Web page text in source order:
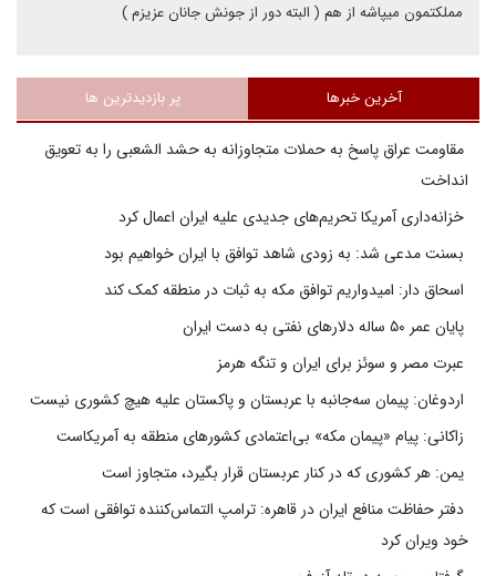
مملکتمون میپاشه از هم ( البته دور از جونش جانان عزیزم )
آخرین خبرها پر بازدیدترین ها
مقاومت عراق پاسخ به حملات متجاوزانه به حشد الشعبی را به تعویق
انداخت
خزانه‌داری آمریکا تحریم‌های جدیدی علیه ایران اعمال کرد
بسنت مدعی شد: به زودی شاهد توافق با ایران خواهیم بود
اسحاق دار: امیدواریم توافق مکه به ثبات در منطقه کمک کند
پایان عمر ۵۰ ساله دلارهای نفتی به دست ایران
عبرت مصر و سوئز برای ایران و تنگه هرمز
اردوغان: پیمان سه‌جانبه با عربستان و پاکستان علیه هیچ کشوری نیست
زاکانی: پیام «پیمان مکه» بی‌اعتمادی کشورهای منطقه به آمریکاست
یمن: هر کشوری که در کنار عربستان قرار بگیرد، متجاوز است
دفتر حفاظت منافع ایران در قاهره: ترامپ التماس‌کننده توافقی است که
خود ویران کرد